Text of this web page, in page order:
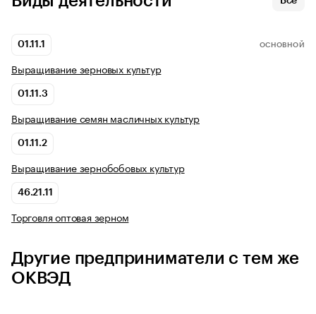
01.11.1 ОСНОВНОЙ
Выращивание зерновых культур
01.11.3
Выращивание семян масличных культур
01.11.2
Выращивание зернобобовых культур
46.21.11
Торговля оптовая зерном
Другие предприниматели с тем же
ОКВЭД